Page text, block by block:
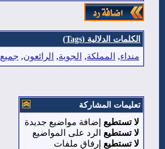
الكلمات الدلالية (Tags)
منداء, المملكة, الجوية, الرائعون, جميع
تعليمات المشاركة
لا تستطيع إضافة مواضيع جديدة
لا تستطيع الرد على المواضيع
لا تستطيع إرفاق ملفات